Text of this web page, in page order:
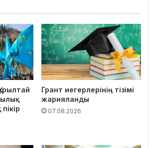
Грант иегерлерінің тізімі
жарияланды
07.08.2026